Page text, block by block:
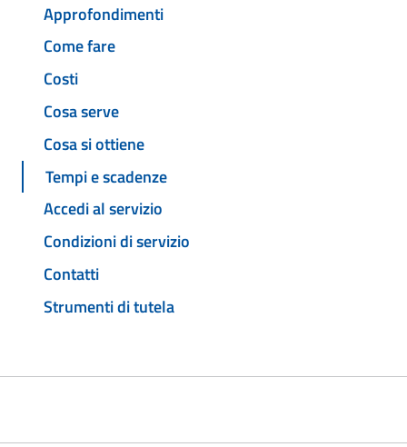
Approfondimenti
Come fare
Costi
Cosa serve
Cosa si ottiene
Tempi e scadenze
Accedi al servizio
Condizioni di servizio
Contatti
Strumenti di tutela